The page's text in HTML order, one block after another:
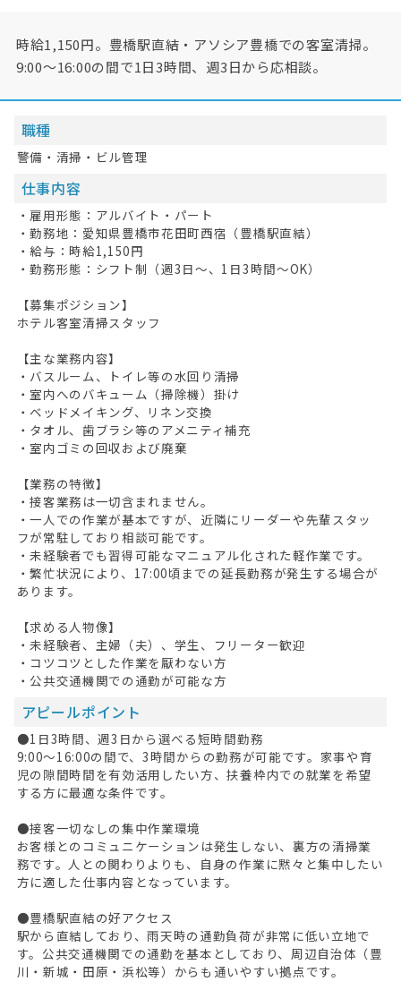
HOME
時給1,150円。豊橋駅直結・アソシア豊橋での客室清掃。
9:00〜16:00の間で1日3時間、週3日から応相談。
職種
警備・清掃・ビル管理
仕事内容
・雇用形態：アルバイト・パート
・勤務地：愛知県豊橋市花田町西宿（豊橋駅直結）
・給与：時給1,150円
・勤務形態：シフト制（週3日〜、1日3時間〜OK）
【募集ポジション】
ホテル客室清掃スタッフ
【主な業務内容】
・バスルーム、トイレ等の水回り清掃
・室内へのバキューム（掃除機）掛け
・ベッドメイキング、リネン交換
・タオル、歯ブラシ等のアメニティ補充
・室内ゴミの回収および廃棄
【業務の特徴】
・接客業務は一切含まれません。
・一人での作業が基本ですが、近隣にリーダーや先輩スタッ
フが常駐しており相談可能です。
・未経験者でも習得可能なマニュアル化された軽作業です。
・繁忙状況により、17:00頃までの延長勤務が発生する場合が
あります。
【求める人物像】
・未経験者、主婦（夫）、学生、フリーター歓迎
・コツコツとした作業を厭わない方
・公共交通機関での通勤が可能な方
アピールポイント
●1日3時間、週3日から選べる短時間勤務
9:00〜16:00の間で、3時間からの勤務が可能です。家事や育
児の隙間時間を有効活用したい方、扶養枠内での就業を希望
する方に最適な条件です。
●接客一切なしの集中作業環境
お客様とのコミュニケーションは発生しない、裏方の清掃業
務です。人との関わりよりも、自身の作業に黙々と集中したい
方に適した仕事内容となっています。
●豊橋駅直結の好アクセス
駅から直結しており、雨天時の通勤負荷が非常に低い立地で
す。公共交通機関での通勤を基本としており、周辺自治体（豊
川・新城・田原・浜松等）からも通いやすい拠点です。